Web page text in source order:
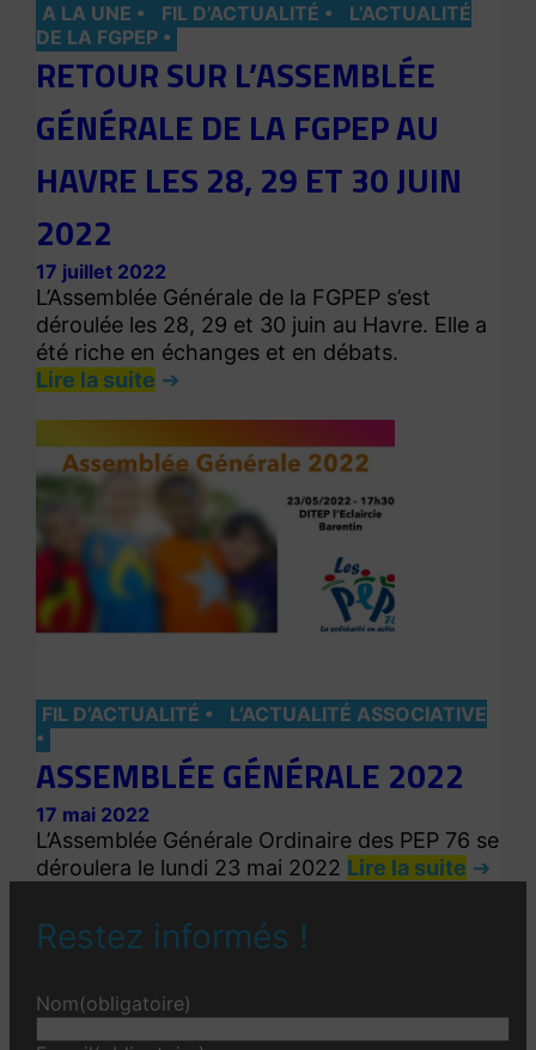
A LA UNE FIL D’ACTUALITÉ
L’ACTUALITÉ
DE LA FGPEP
RETOUR SUR L’ASSEMBLÉE
GÉNÉRALE DE LA FGPEP AU
HAVRE LES 28, 29 ET 30 JUIN
2022
17 juillet 2022
L’Assemblée Générale de la FGPEP s’est
déroulée les 28, 29 et 30 juin au Havre. Elle a
été riche en échanges et en débats.
Lire la suite
FIL D’ACTUALITÉ L’ACTUALITÉ ASSOCIATIVE
ASSEMBLÉE GÉNÉRALE 2022
17 mai 2022
L’Assemblée Générale Ordinaire des PEP 76 se
déroulera le lundi 23 mai 2022 Lire la suite
Restez informés !
Nom(obligatoire)